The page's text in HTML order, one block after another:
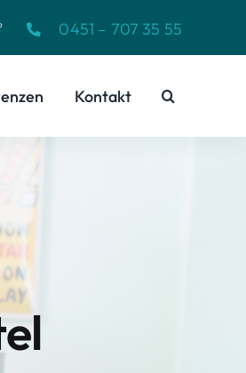
0451 – 707 35 55
Kontakt